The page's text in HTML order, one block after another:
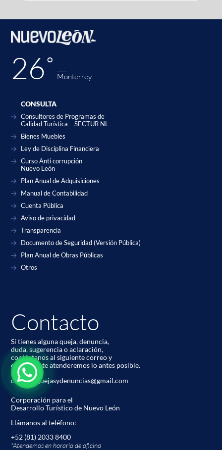
26˚ Monterrey
CONSULTA
Consultores de Programas de
Calidad Turística – SECTUR NL
Bienes Muebles
Ley de Disciplina Financiera
Curso Anti corrupción
Nuevo León
Plan Anual de Adquisiciones
Manual de Contabilidad
Cuenta Pública
Aviso de privacidad
Transparencia
Documento de Seguridad (Versión Pública)
Plan Anual de Obras Públicas
Otros
Contacto
Si tienes alguna queja, denuncia,
duda, sugerencia o aclaración,
contáctanos al siguiente correo y
con gusto te atenderemos lo antes posible.
codetur.quejasydenuncias@gmail.com
Corporación para el
Desarrollo Turístico de Nuevo León
Llámanos al teléfono:
+52 (81) 2033 8400
*Atendemos en horario de oﬁcina